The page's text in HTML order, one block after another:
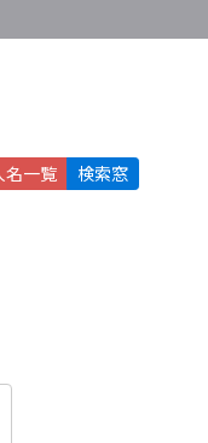
名一覧 検索窓